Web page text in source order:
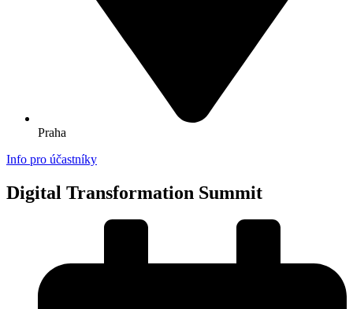
Praha
Info pro účastníky
Digital Transformation Summit